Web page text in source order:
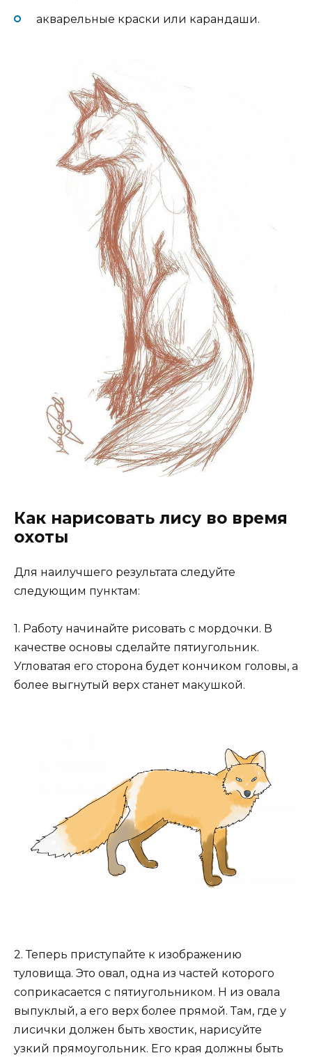
акварельные краски или карандаши.
Как нарисовать лису во время
охоты
Для наилучшего результата следуйте
следующим пунктам:
1. Работу начинайте рисовать с мордочки. В
качестве основы сделайте пятиугольник.
Угловатая его сторона будет кончиком головы, а
более выгнутый верх станет макушкой.
2. Теперь приступайте к изображению
туловища. Это овал, одна из частей которого
соприкасается с пятиугольником. Н из овала
выпуклый, а его верх более прямой. Там, где у
лисички должен быть хвостик, нарисуйте
узкий прямоугольник. Его края должны быть